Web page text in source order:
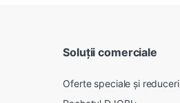
Soluții comerciale
Oferte speciale și reduceri